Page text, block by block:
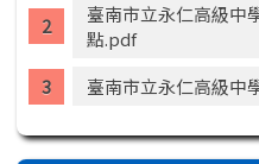
臺南市立永仁高級中
點.pdf
臺南市立永仁高級中